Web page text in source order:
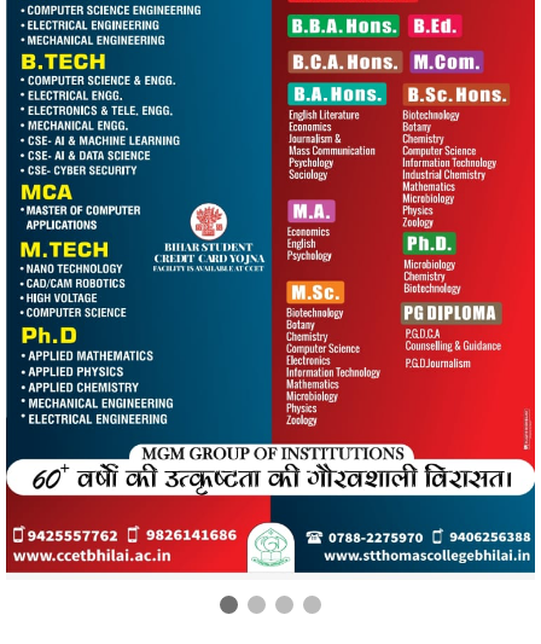
ग्रामीणों तक पहुंची शासन की सेवाएं,